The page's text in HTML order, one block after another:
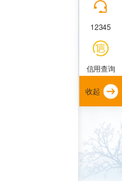
12345
信用查询
收起